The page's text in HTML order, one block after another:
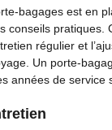
bagages est en
conseils pratiques.
régulier et
Un porte-
années de service